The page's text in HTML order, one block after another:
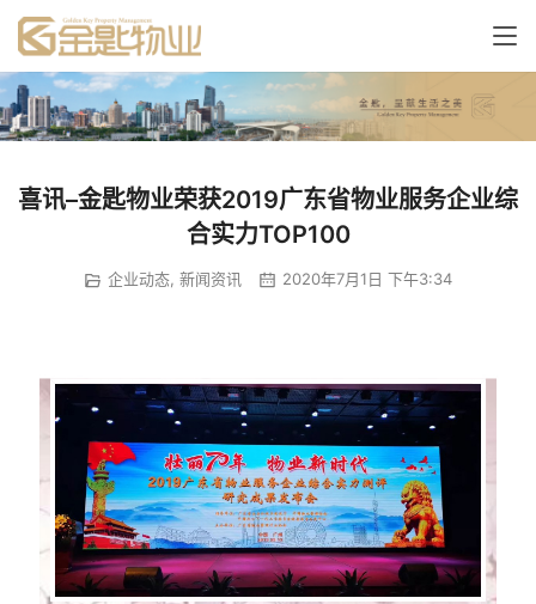
喜讯–金匙物业荣获2019广东省物业服务企业综
合实力TOP100
企业动态, 新闻资讯 2020年7月1日 下午3:34